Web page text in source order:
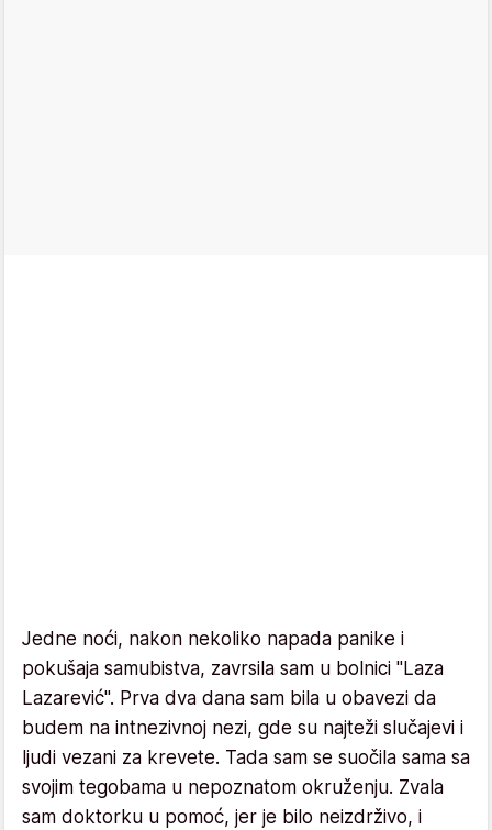
Jedne noći, nakon nekoliko napada panike i
pokušaja samubistva, zavrsila sam u bolnici "Laza
Lazarević". Prva dva dana sam bila u obavezi da
budem na intnezivnoj nezi, gde su najteži slučajevi i
ljudi vezani za krevete. Tada sam se suočila sama sa
svojim tegobama u nepoznatom okruženju. Zvala
sam doktorku u pomoć, jer je bilo neizdrživo, i